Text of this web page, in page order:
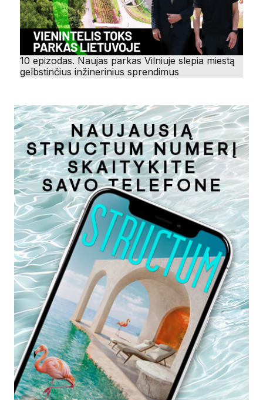
10 epizodas. Naujas parkas Vilniuje slepia miestą
gelbstinčius inžinerinius sprendimus